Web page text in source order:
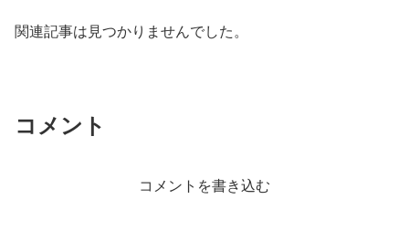
関連記事は見つかりませんでした。
コメント
コメントを書き込む